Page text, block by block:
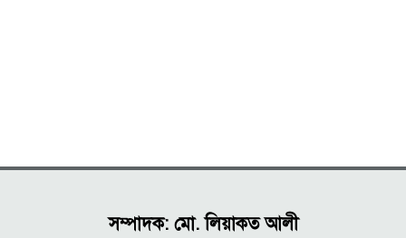
সম্পাদক: মো. লিয়াকত আলী